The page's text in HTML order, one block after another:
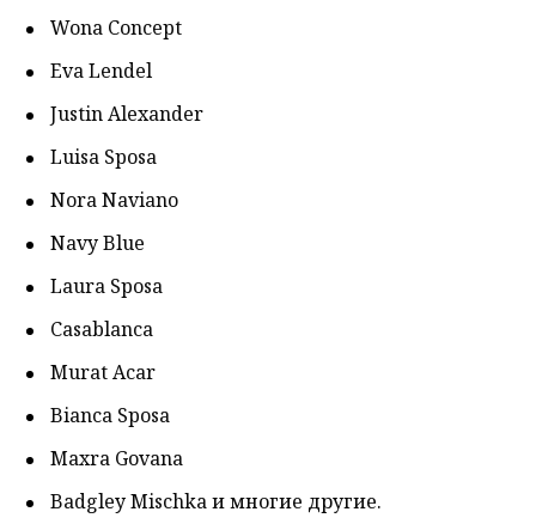
Wona Concept
Eva Lendel
Justin Alexander
Luisa Sposa
Nora Naviano
Navy Blue
Laura Sposa
Casablanca
Murat Acar
Bianca Sposa
Maxra Govana
Badgley Mischka и многие другие.